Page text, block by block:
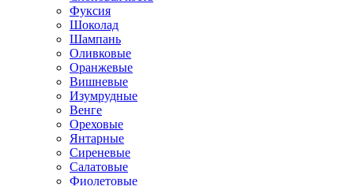
Фуксия
Шоколад
Шампань
Оливковые
Оранжевые
Вишневые
Изумрудные
Венге
Ореховые
Янтарные
Сиреневые
Салатовые
Фиолетовые